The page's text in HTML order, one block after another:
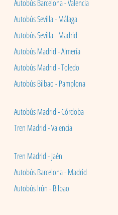
Autobús Barcelona - Valencia
Autobús Sevilla - Málaga
Autobús Sevilla - Madrid
Autobús Madrid - Almería
Autobús Madrid - Toledo
Autobús Bilbao - Pamplona
Autobús Madrid - Córdoba
Tren Madrid - Valencia
Tren Madrid - Jaén
Autobús Barcelona - Madrid
Autobús Irún - Bilbao